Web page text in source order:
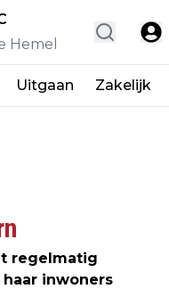
Hemel
Uitgaan Zakelijk
regelmatig
inwoners